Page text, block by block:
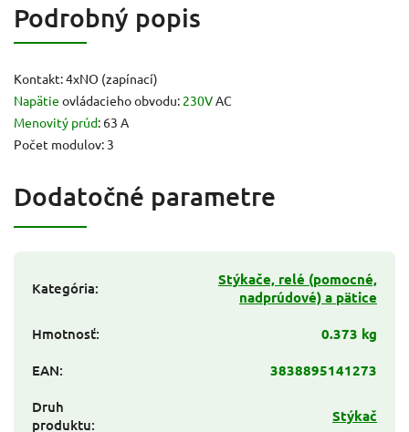
Podrobný popis
Kontakt: 4xNO (zapínací)
Napätie ovládacieho obvodu: 230V AC
Menovitý prúd: 63 A
Počet modulov: 3
Dodatočné parametre
Kategória:
Stýkače, relé (pomocné,
nadprúdové) a pätice
Hmotnosť:
0.373 kg
EAN:
3838895141273
Druh
produktu: Stýkač